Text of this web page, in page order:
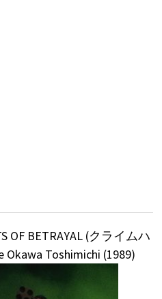
OF BETRAYAL (クライムハ
Toshimichi (1989)